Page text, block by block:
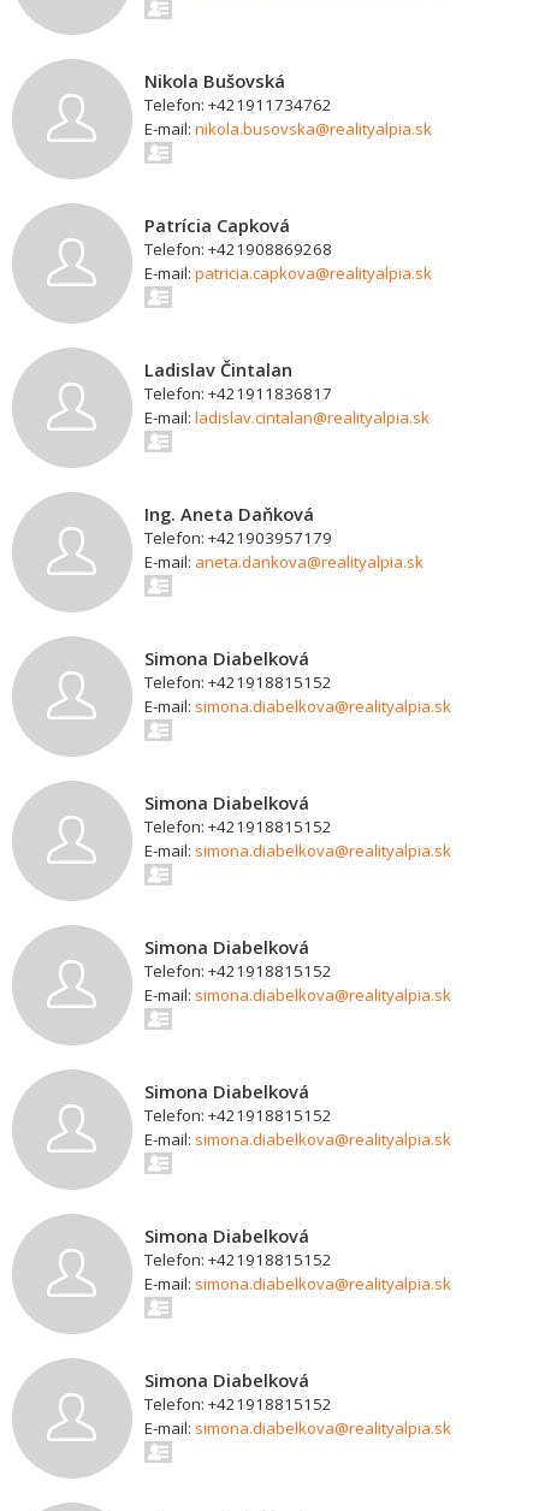
Nikola Bušovská
Telefon: +421911734762
E-mail: nikola.busovska@realityalpia.sk
Patrícia Capková
Telefon: +421908869268
E-mail: patricia.capkova@realityalpia.sk
Ladislav Čintalan
Telefon: +421911836817
E-mail: ladislav.cintalan@realityalpia.sk
Ing. Aneta Daňková
Telefon: +421903957179
E-mail: aneta.dankova@realityalpia.sk
Simona Diabelková
Telefon: +421918815152
E-mail: simona.diabelkova@realityalpia.sk
Simona Diabelková
Telefon: +421918815152
E-mail: simona.diabelkova@realityalpia.sk
Simona Diabelková
Telefon: +421918815152
E-mail: simona.diabelkova@realityalpia.sk
Simona Diabelková
Telefon: +421918815152
E-mail: simona.diabelkova@realityalpia.sk
Simona Diabelková
Telefon: +421918815152
E-mail: simona.diabelkova@realityalpia.sk
Simona Diabelková
Telefon: +421918815152
E-mail: simona.diabelkova@realityalpia.sk